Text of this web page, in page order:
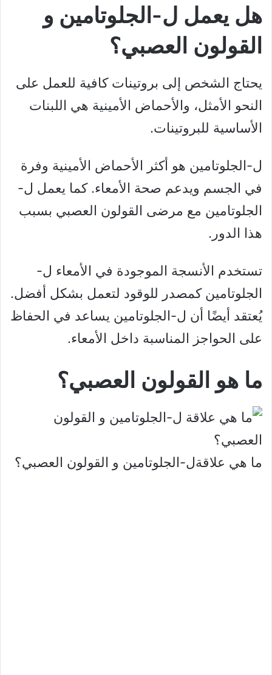
هل يعمل ل-الجلوتامين و
القولون العصبي؟
يحتاج الشخص إلى بروتينات كافية للعمل على
النحو الأمثل، والأحماض الأمينية هي اللبنات
الأساسية للبروتينات.
ل-الجلوتامين هو أكثر الأحماض الأمينية وفرة
في الجسم ويدعم صحة الأمعاء. كما يعمل ل-
الجلوتامين مع مرضى القولون العصبي بسبب
هذا الدور.
تستخدم الأنسجة الموجودة في الأمعاء ل-
الجلوتامين كمصدر للوقود لتعمل بشكل أفضل.
يُعتقد أيضًا أن ل-الجلوتامين يساعد في الحفاظ
على الحواجز المناسبة داخل الأمعاء.
ما هو القولون العصبي؟
ما هي علاقةل-الجلوتامين و القولون العصبي؟